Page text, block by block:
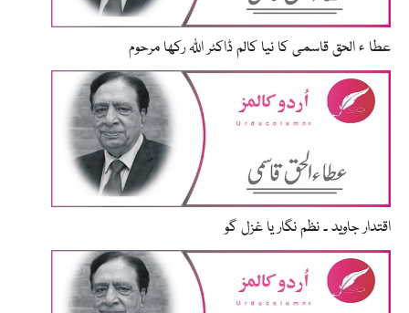
عطا ء الحق قاسمی کا نیا کالم ڈاکٹر اللّٰہ رکھا مرحوم
اقتدار جاوید ۔ نظم نگار یا غزل گو